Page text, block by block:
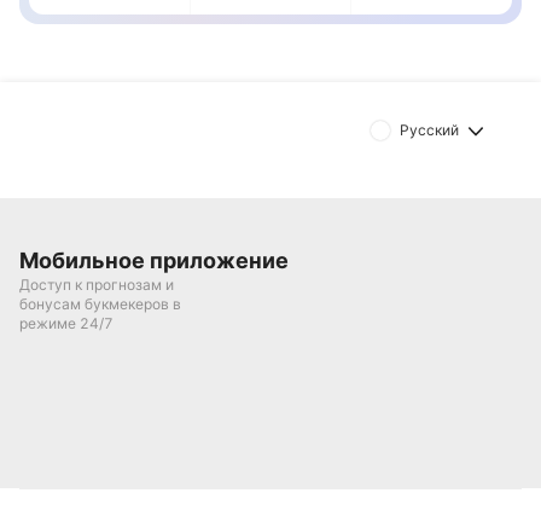
Русский
Мобильное приложение
Доступ к прогнозам и
бонусам букмекеров в
режиме 24/7